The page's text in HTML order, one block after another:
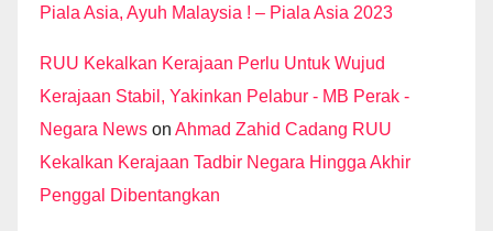
Piala Asia, Ayuh Malaysia ! – Piala Asia 2023
RUU Kekalkan Kerajaan Perlu Untuk Wujud
Kerajaan Stabil, Yakinkan Pelabur - MB Perak -
Negara News on Ahmad Zahid Cadang RUU
Kekalkan Kerajaan Tadbir Negara Hingga Akhir
Penggal Dibentangkan